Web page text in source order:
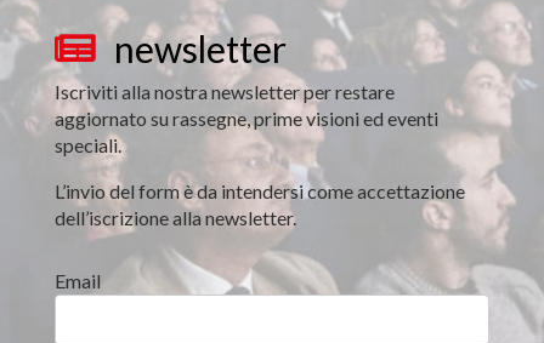
 newsletter
Iscriviti alla nostra newsletter per restare
aggiornato su rassegne, prime visioni ed eventi
speciali.
L’invio del form è da intendersi come accettazione
dell’iscrizione alla newsletter.
Email